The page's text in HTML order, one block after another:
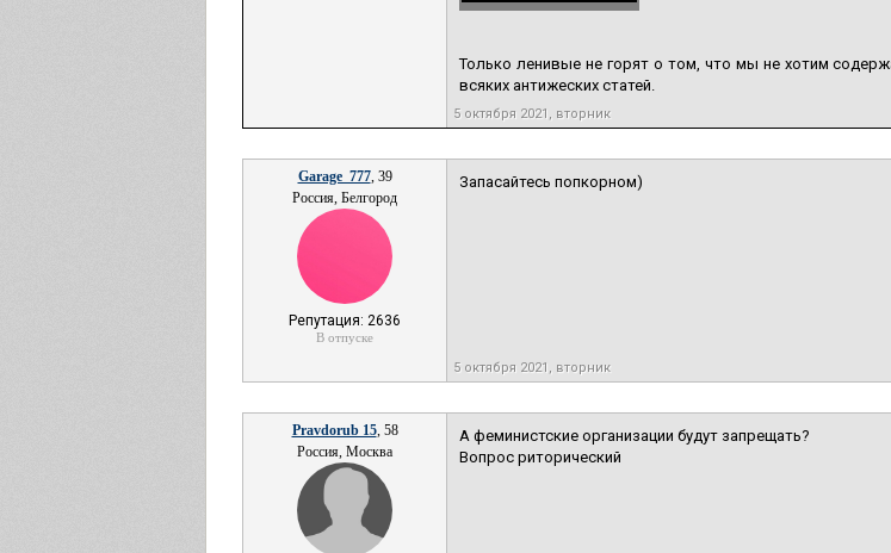
Только ленивые не горят о том, что мы не хотим
всяких антижеских статей.
5 октября 2021, вторник
Garage_777, 39
Россия, Белгород
Репутация: 2636
В отпуске
Запасайтесь попкорном)
5 октября 2021, вторник
Pravdorub 15, 58
Россия, Москва
А феминистские организации будут запрещать?
Вопрос риторический